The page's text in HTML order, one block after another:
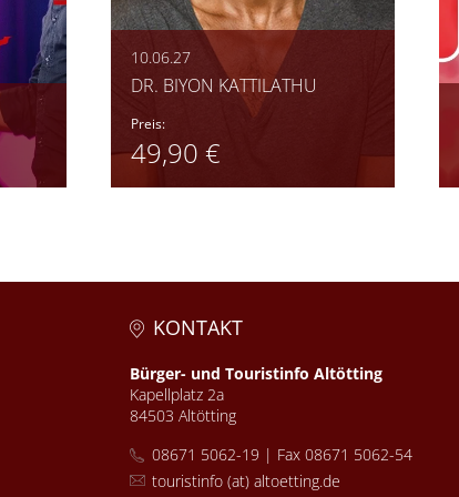
10.06.27
DR. BIYON KATTILATHU
Preis:
49,90 €
KONTAKT
Bürger- und Touristinfo Altötting
Kapellplatz 2a
84503 Altötting
08671 5062-19 | Fax 08671 5062-54
touristinfo (at) altoetting.de